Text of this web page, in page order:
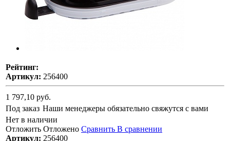
Рейтинг:
Артикул: 256400
1 797,10 руб.
Под заказ Наши менеджеры обязательно свяжутся с вами
Нет в наличии
Отложить Отложено Сравнить В сравнении
Артикул: 256400